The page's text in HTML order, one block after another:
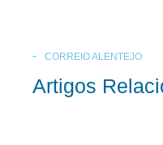
CORREIO ALENTEJO
Artigos